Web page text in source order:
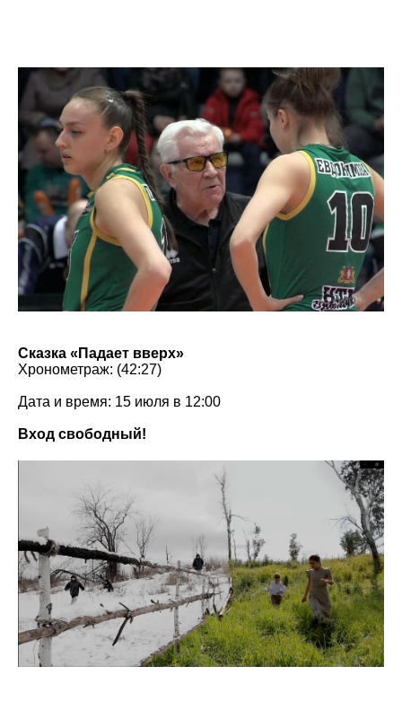
Сказка «Падает вверх»
Хронометраж: (42:27)
Дата и время: 15 июля в 12:00
Вход свободный!